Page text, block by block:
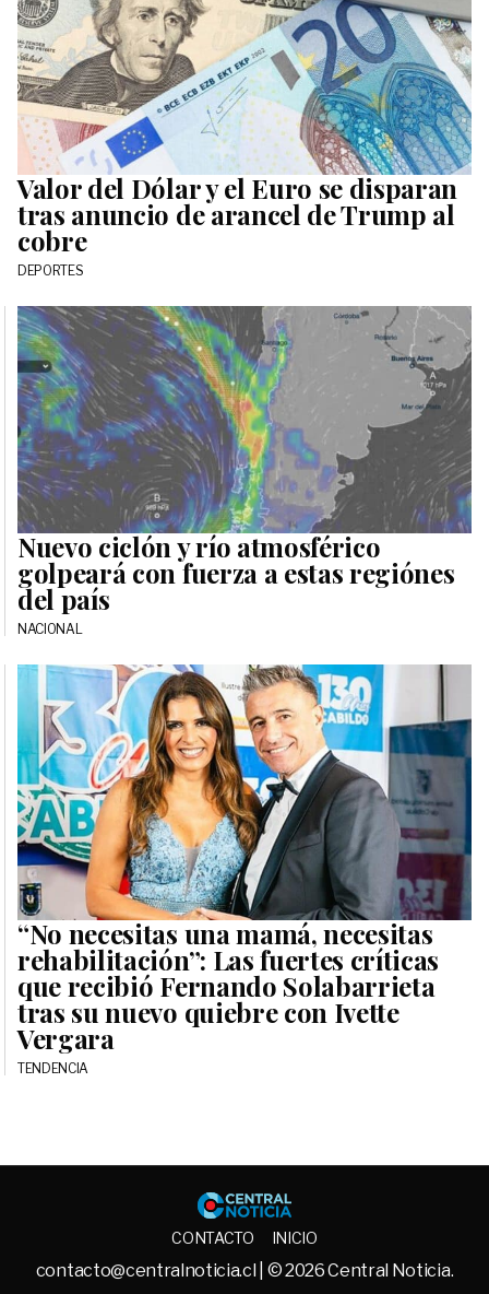
Valor del Dólar y el Euro se disparan
tras anuncio de arancel de Trump al
cobre
DEPORTES
Nuevo ciclón y río atmosférico
golpeará con fuerza a estas regiónes
del país
NACIONAL
“No necesitas una mamá, necesitas
rehabilitación”: Las fuertes críticas
que recibió Fernando Solabarrieta
tras su nuevo quiebre con Ivette
Vergara
TENDENCIA
Central
CONTACTO INICIO
contacto@centralnoticia.cl | © 2026 Central Noticia.